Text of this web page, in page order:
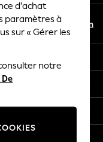
En
d'achat
paramètres à
sur « Gérer les
notre